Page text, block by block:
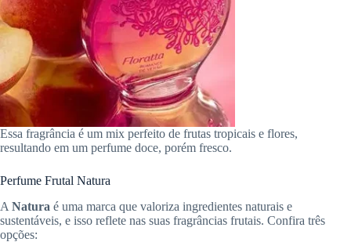
Essa fragrância é um mix perfeito de frutas tropicais e flores,
resultando em um perfume doce, porém fresco.
Perfume Frutal Natura
A Natura é uma marca que valoriza ingredientes naturais e
sustentáveis, e isso reflete nas suas fragrâncias frutais. Confira três
opções: